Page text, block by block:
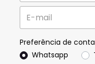
Preferência de
Whatsapp